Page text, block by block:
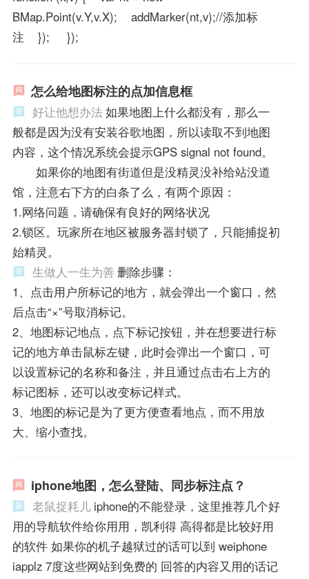
BMap.Point(v.Y,v.X); addMarker(nt,v);//添加标
注 }); });
怎么给地图标注的点加信息框
好让他想办法如果地图上什么都没有，那么一
般都是因为没有安装谷歌地图，所以读取不到地图
内容，这个情况系统会提示GPS signal not found。
如果你的地图有街道但是没精灵没补给站没道
馆，注意右下方的白条了么，有两个原因：
1.网络问题，请确保有良好的网络状况
2.锁区。玩家所在地区被服务器封锁了，只能捕捉初
始精灵。
生做人一生为善 删除步骤：
1、点击用户所标记的地方，就会弹出一个窗口，然
后点击“×”号取消标记。
2、地图标记地点，点下标记按钮，并在想要进行标
记的地方单击鼠标左键，此时会弹出一个窗口，可
以设置标记的名称和备注，并且通过点击右上方的
标记图标，还可以改变标记样式。
3、地图的标记是为了更方便查看地点，而不用放
大、缩小查找。
iphone地图，怎么登陆、同步标注点？
老鼠捉耗儿 iphone的不能登录，这里推荐几个好
用的导航软件给你用用，凯利得 高得都是比较好用
的软件 如果你的机子越狱过的话可以到 weiphone
iapplz 7度这些网站到免费的 回答的内容又用的话记